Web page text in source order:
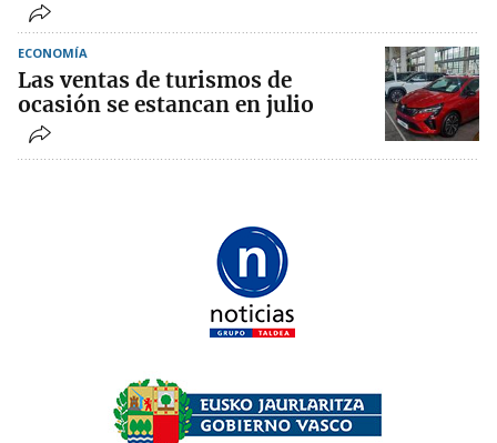
ECONOMÍA
Las ventas de turismos de
ocasión se estancan en julio